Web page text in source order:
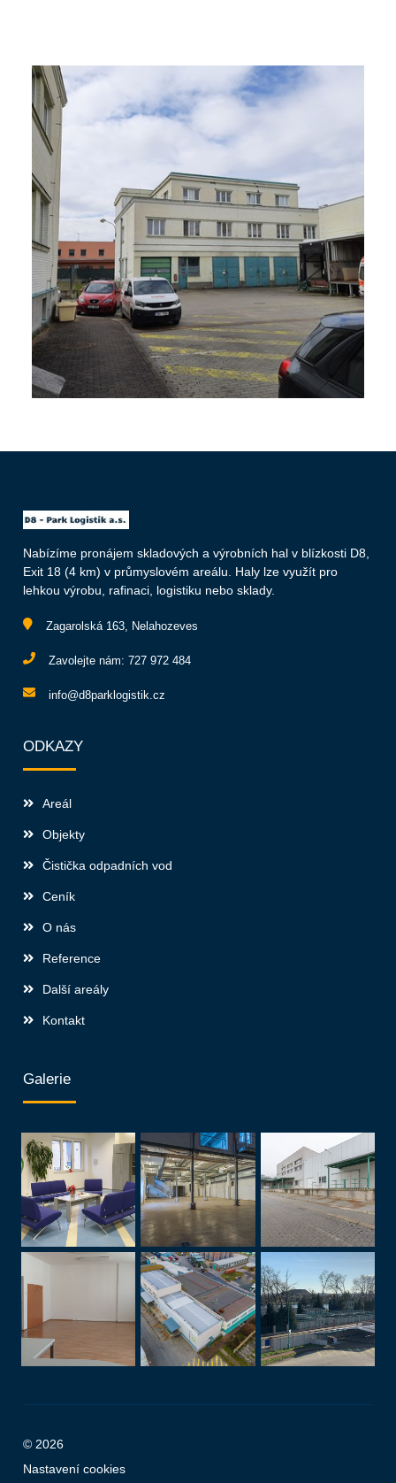
Nabízíme pronájem skladových a výrobních hal v blízkosti D8,
Exit 18 (4 km) v průmyslovém areálu. Haly lze využít pro
lehkou výrobu, rafinaci, logistiku nebo sklady.
Zagarolská 163, Nelahozeves
Zavolejte nám:727 972 484
info@d8parklogistik.cz
ODKAZY
Areál
Objekty
Čistička odpadních vod
Ceník
O nás
Reference
Další areály
Kontakt
Galerie
© 2026
Nastavení cookies